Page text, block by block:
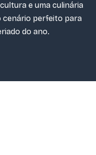
e uma culinária
cenário perfeito para
do ano.